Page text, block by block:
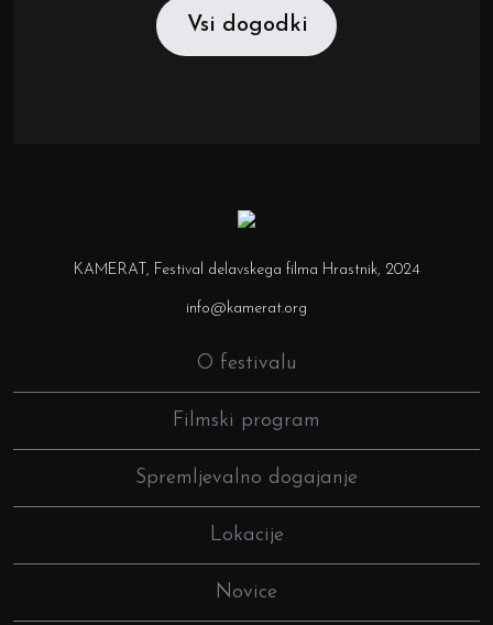
Vsi dogodki
KAMERAT, Festival delavskega filma Hrastnik, 2024
info@kamerat.org
O festivalu
Filmski program
Spremljevalno dogajanje
Lokacije
Novice